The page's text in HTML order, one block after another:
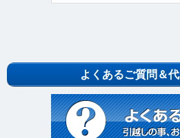
よくあるご質問＆